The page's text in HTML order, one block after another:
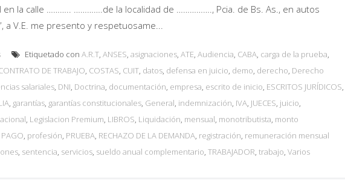
en la calle ……….. ………….de la localidad de ……………., Pcia. de Bs. As., en autos
a V.E. me presento y respetuosame...
Etiquetado con A.R.T, ANSES, asignaciones, ATE, Audiencia, CABA, carga de la prueba,
DE TRABAJO, COSTAS, CUIT, datos, defensa en juicio, demo, derecho, Derecho
salariales, DNI, Doctrina, documentación, empresa, escrito de inicio, ESCRITOS JURÍDICOS,
, garantías, garantías constitucionales, General, indemnización, IVA, JUECES, juicio,
, Legislacion Premium, LIBROS, Liquidación, mensual, monotributista, monto
PAGO, profesión, PRUEBA, RECHAZO DE LA DEMANDA, registración, remuneración mensual
, sentencia, servicios, sueldo anual complementario, TRABAJADOR, trabajo, Varios